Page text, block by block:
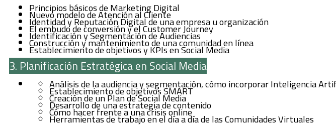
Principios básicos de Marketing Digital
Nuevo modelo de Atención al Cliente
Identidad y Reputación Digital de una empresa u organización
El embudo de conversión y el Customer Journey
Identificación y Segmentación de Audiencias
Construcción y mantenimiento de una comunidad en línea
Establecimiento de objetivos y KPIs en Social Media
3. Planificación Estratégica en Social Media
Análisis de la audiencia y segmentación, cómo incorporar Inteligencia
Establecimiento de objetivos SMART
Creación de un Plan de Social Media
Desarrollo de una estrategia de contenido
Cómo hacer frente a una crisis online
Herramientas de trabajo en el día a día de las Comunidades Virtuales